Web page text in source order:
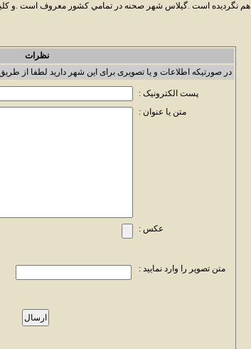
هم نگرديده است .گيلاس شهر صحنه در تمامي كشور معروف است .و
نظرات
در صورتیکه اطلاعات و یا تصویری برای این شهر دارید لطفا از
پست الکترونیک :
متن یا عنوان :
عکس :
متن تصویر را وارد نمایید :